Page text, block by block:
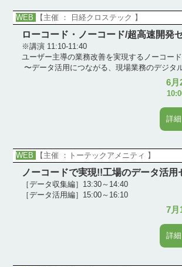
WEB 【主催 ： 日経クロステック 】
ローコード・ノーコード/超高速開発
※講演 11:10-11:40
ユーザー主導の業務改善を実現するノーコー
〜データ活用につながる、現場業務のデジタ
6月
詳
WEB 【主催 ：トーテックアメニティ 】
ノーコードで実現!!工場のデータ活用
［データ収集編］13:30～14:40
［データ活用編］15:00～16:10
7月
詳